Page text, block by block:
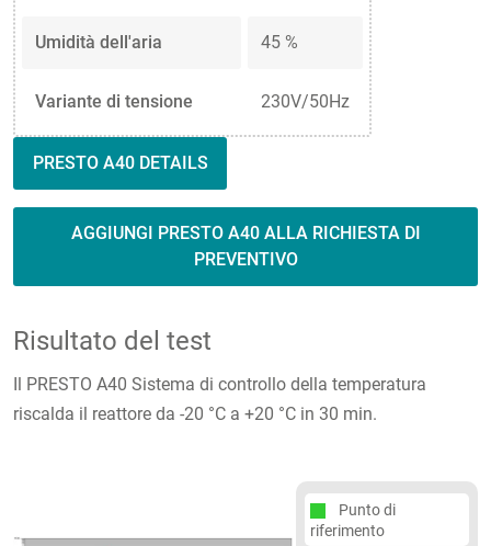
Umidità dell'aria 45 %
Variante di tensione 230V/50Hz
PRESTO A40 DETAILS
AGGIUNGI PRESTO A40 ALLA RICHIESTA DI
PREVENTIVO
Risultato del test
Il PRESTO A40 Sistema di controllo della temperatura
riscalda il reattore da -20 °C a +20 °C in 30 min.
Punto di
riferimento